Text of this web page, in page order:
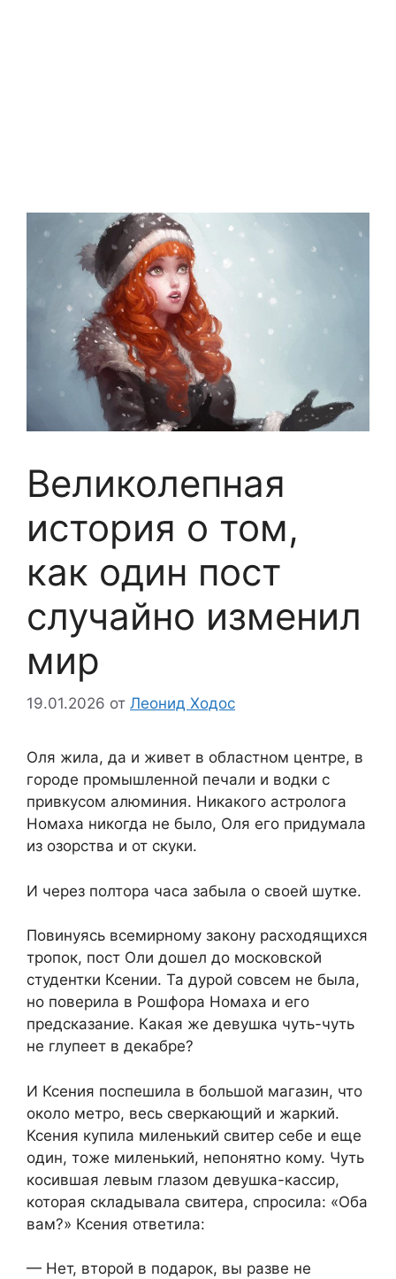
Великолепная
история о том,
как один пост
случайно изменил
мир
19.01.2026 от Леонид Ходос
Оля жила, да и живет в областном центре, в
городе промышленной печали и водки с
привкусом алюминия. Никакого астролога
Номаха никогда не было, Оля его придумала
из озорства и от скуки.
И через полтора часа забыла о своей шутке.
Повинуясь всемирному закону расходящихся
тропок, пост Оли дошел до московской
студентки Ксении. Та дурой совсем не была,
но поверила в Рошфора Номаха и его
предсказание. Какая же девушка чуть-чуть
не глупеет в декабре?
И Ксения поспешила в большой магазин, что
около метро, весь сверкающий и жаркий.
Ксения купила миленький свитер себе и еще
один, тоже миленький, непонятно кому. Чуть
косившая левым глазом девушка-кассир,
которая складывала свитера, спросила: «Оба
вам?» Ксения ответила:
— Нет, второй в подарок, вы разве не